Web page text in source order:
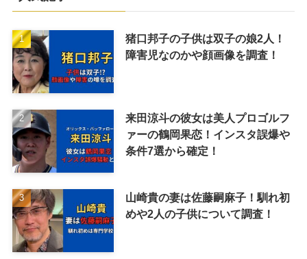
猪口邦子の子供は双子の娘2人！
障害児なのかや顔画像を調査！
来田涼斗の彼女は美人プロゴルフ
ァーの鶴岡果恋！インスタ誤爆や
条件7選から確定！
山崎貴の妻は佐藤嗣麻子！馴れ初
めや2人の子供について調査！